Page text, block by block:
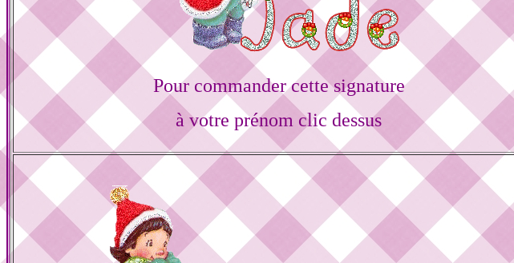
Pour commander cette signature
à votre prénom clic dessus